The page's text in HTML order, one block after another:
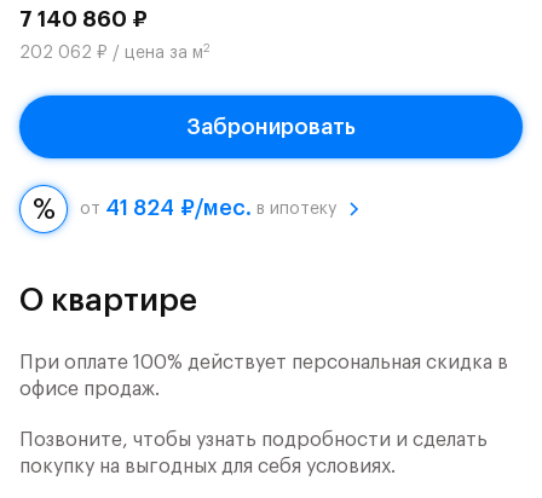
7 140 860 ₽
202 062 ₽ / цена за м2
Забронировать
от 41 824 ₽/мес. в ипотеку
О квартире
При оплате 100% действует персональная скидка в
офисе продаж.
Позвоните, чтобы узнать подробности и сделать
покупку на выгодных для себя условиях.